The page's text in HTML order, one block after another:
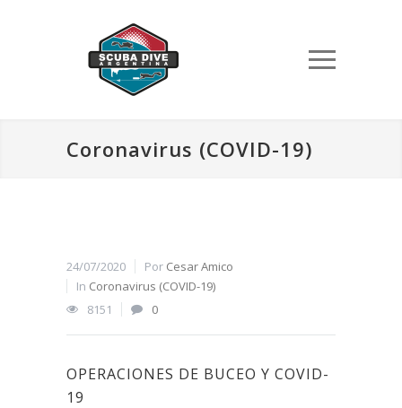
Coronavirus (COVID-19)
24/07/2020 Por Cesar Amico
In Coronavirus (COVID-19)
8151
0
OPERACIONES DE BUCEO Y COVID-
19